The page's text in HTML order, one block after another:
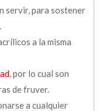
servir, para sostener
a la misma
, por lo cual son
de fruver.
a cualquier